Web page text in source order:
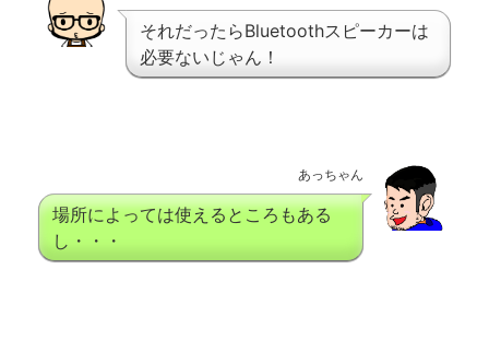
それだったらBluetoothスピーカーは
必要ないじゃん！
あっちゃん
場所によっては使えるところもある
し・・・